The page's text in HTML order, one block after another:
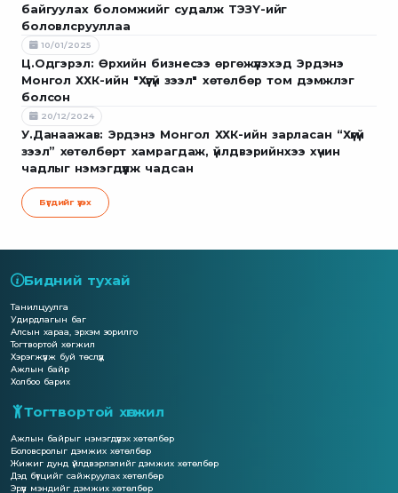
байгуулах боломжийг судалж ТЭЗҮ-ийг
боловлсрууллаа
10/01/2025
Ц.Одгэрэл: Өрхийн бизнесээ өргөжүүлэхэд Эрдэнэ
Монгол ХХК-ийн "Хүүгүй зээл" хөтөлбөр том дэмжлэг
болсон
20/12/2024
У.Данаажав: Эрдэнэ Монгол ХХК-ийн зарласан “Хүүгүй
зээл” хөтөлбөрт хамрагдаж, үйлдвэрийнхээ хүчин
чадлыг нэмэгдүүлж чадсан
Бүгдийг үзэх
Бидний тухай
Танилцуулга
Удирдлагын баг
Алсын хараа, эрхэм зорилго
Тогтвортой хөгжил
Хэрэгжүүлж буй төслүүд
Ажлын байр
Холбоо барих
Тогтвортой хөгжил
Ажлын байрыг нэмэгдүүлэх хөтөлбөр
Боловсролыг дэмжих хөтөлбөр
Жижиг дунд үйлдвэрлэлийг дэмжих хөтөлбөр
Дэд бүтцийг сайжруулах хөтөлбөр
Эрүүл мэндийг дэмжих хөтөлбөр